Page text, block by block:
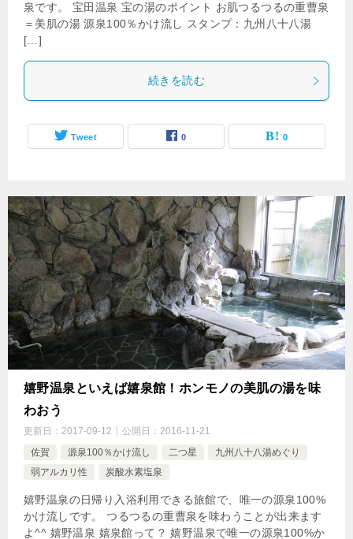
泉です。 宝田温泉 宝の湯のポイント お肌つるつるの重曹泉
＝美肌の湯 源泉100％かけ流し スタンプ：九州八十八湯
[…]
続きを読む
Tweet 0 0
嬉野温泉といえば嬉泉館！ホンモノの美肌の湯を味
わおう
更新日： 2017-09-12 公開日： 2016-11-21
佐賀
源泉100％かけ流し 二つ星
九州八十八湯めぐり
弱アルカリ性
炭酸水素塩泉
嬉野温泉の日帰り入浴利用できる旅館で、唯一の源泉100%
かけ流しです。 つるつるの重曹泉を味わうことが出来ます
よ^^ 嬉野温泉 嬉泉館って？ 嬉野温泉で唯一の源泉100%か